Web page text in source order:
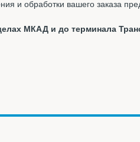
и обработки вашего заказа
МКАД и до терминала